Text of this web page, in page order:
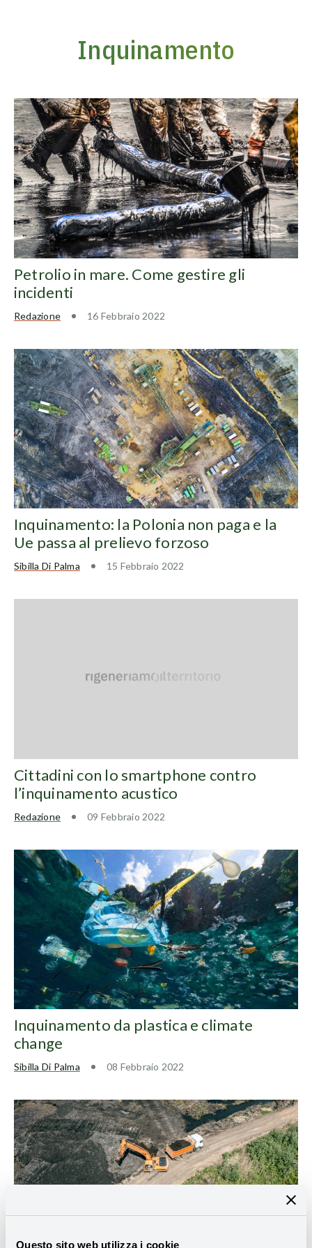
Questo sito web utilizza i cookie
Inquinamento
Petrolio in mare. Come gestire gli
incidenti
Redazione 16 Febbraio 2022
Inquinamento: la Polonia non paga e la
Ue passa al prelievo forzoso
Sibilla Di Palma 15 Febbraio 2022
Cittadini con lo smartphone contro
l’inquinamento acustico
Redazione 09 Febbraio 2022
Inquinamento da plastica e climate
change
Sibilla Di Palma 08 Febbraio 2022